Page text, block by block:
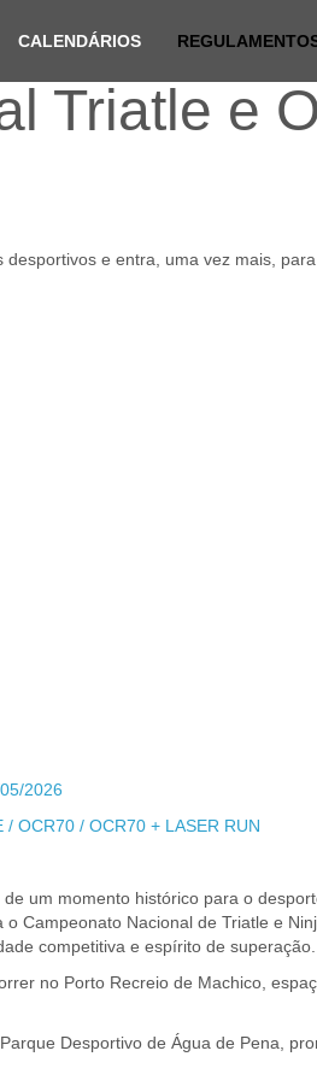
CALENDÁRIOS
Triatle e
e entra, uma vez mais,
2026
/ OCR70 / OCR70 + LASER RUN
um momento histórico para o
Campeonato Nacional de Triatle e
competitiva e espírito de superação.
no Porto Recreio de Machico,
Desportivo de Água de Pena,